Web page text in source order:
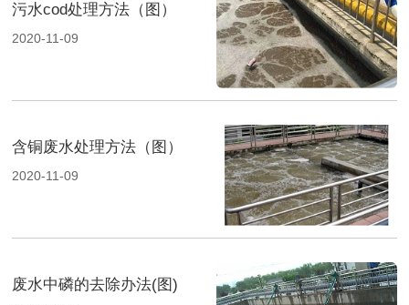
污水cod处理方法（图）
2020-11-09
含铜废水处理方法（图）
2020-11-09
废水中磷的去除办法(图)